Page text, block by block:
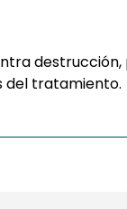
del tratamiento.